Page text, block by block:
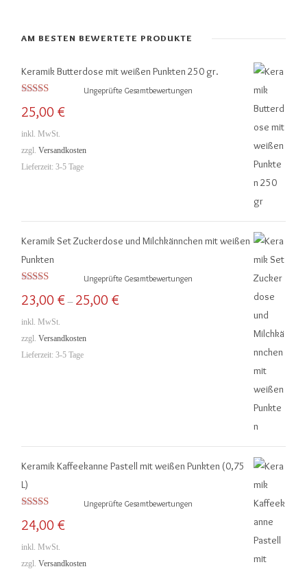
r
e
r
AM BESTEN BEWERTETE PRODUKTE
Keramik Butterdose mit weißen Punkten 250 gr.
5.00von 5
Ungeprüfte Gesamtbewertungen
25,00 €
inkl. MwSt.
zzgl. Versandkosten
Lieferzeit: 3-5 Tage
Keramik Set Zuckerdose und Milchkännchen mit weißen
Punkten
5.00von 5
Ungeprüfte Gesamtbewertungen
23,00 € – 25,00 €
inkl. MwSt.
zzgl. Versandkosten
Lieferzeit: 3-5 Tage
Keramik Kaffeekanne Pastell mit weißen Punkten (0,75
L)
5.00von 5
Ungeprüfte Gesamtbewertungen
24,00 €
inkl. MwSt.
zzgl. Versandkosten